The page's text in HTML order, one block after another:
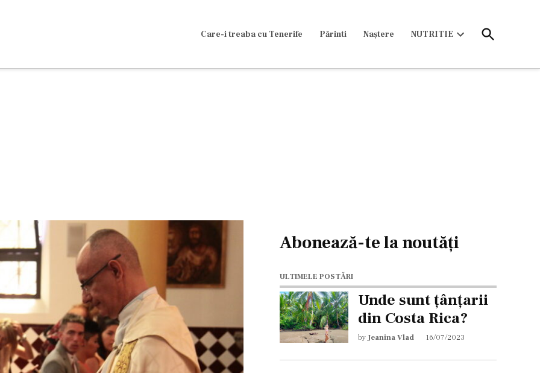
Care-i treaba cu Tenerife Părinti Naștere NUTRITIE
Open
Search
Abonează-te la noutăți
ULTIMELE POSTĂRI
Unde sunt țânțarii
din Costa Rica?
byJeanina Vlad 16/07/2023